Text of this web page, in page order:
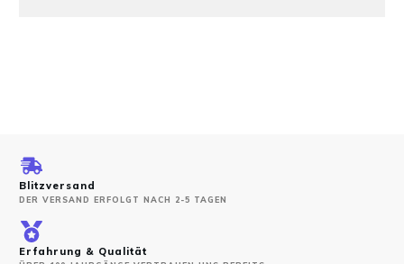
Blitzversand
DER VERSAND ERFOLGT NACH 2-5 TAGEN
Erfahrung & Qualität